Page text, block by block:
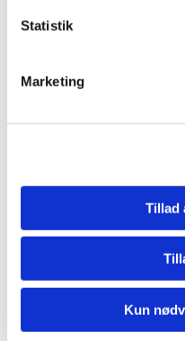
Statistik
Marketing
Tillad
Kun